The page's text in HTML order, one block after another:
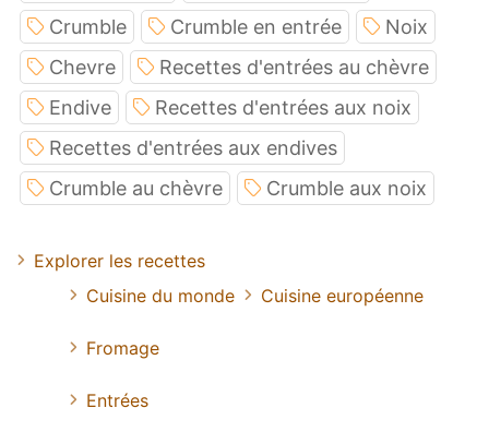
Crumble
Crumble en entrée
Noix
Chevre
Recettes d'entrées au chèvre
Endive
Recettes d'entrées aux noix
Recettes d'entrées aux endives
Crumble au chèvre
Crumble aux noix
Explorer les recettes
Cuisine du monde
Cuisine européenne
Fromage
Entrées